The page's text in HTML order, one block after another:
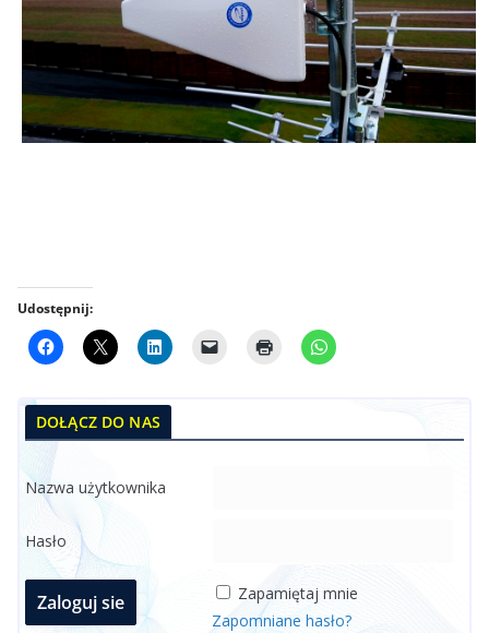
Udostępnij:
DOŁĄCZ DO NAS
Nazwa użytkownika
Hasło
Zapamiętaj mnie
Zapomniane hasło?